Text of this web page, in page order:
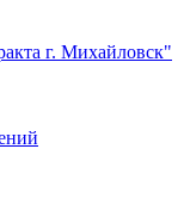
г. Михайловск"